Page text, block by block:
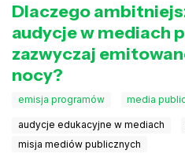
Dlaczego
audycje w mediach
zazwyczaj
nocy?
emisja programów media
audycje edukacyjne w mediach
misja mediów publicznych